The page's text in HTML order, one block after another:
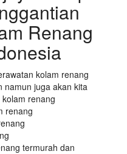
Renang
kolam renang
namun juga akan kita
renang
renang
termurah dan